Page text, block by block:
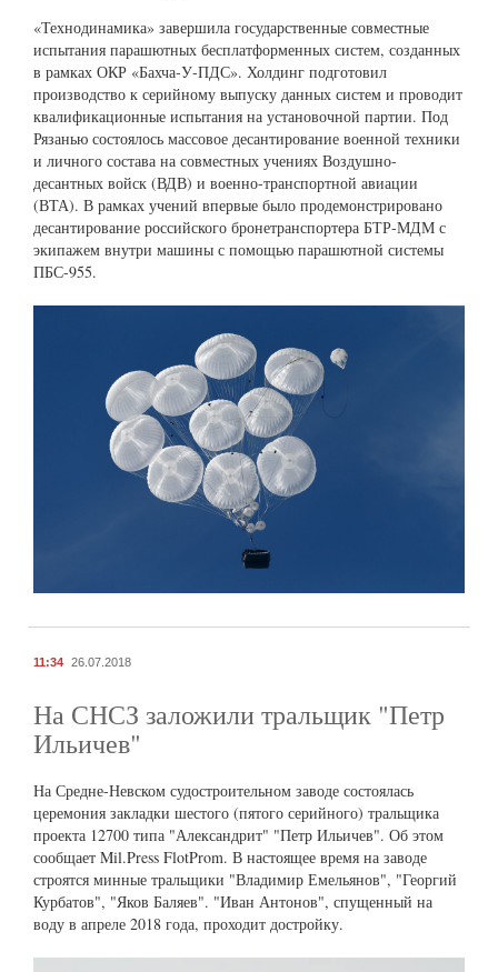
«Технодинамика» завершила государственные совместные
испытания парашютных бесплатформенных систем, созданных
в рамках ОКР «Бахча‑У‑ПДС». Холдинг подготовил
производство к серийному выпуску данных систем и проводит
квалификационные испытания на установочной партии. Под
Рязанью состоялось массовое десантирование военной техники
и личного состава на совместных учениях Воздушно-
десантных войск (ВДВ) и военно-транспортной авиации
(ВТА). В рамках учений впервые было продемонстрировано
десантирование российского бронетранспортера БТР-МДМ с
экипажем внутри машины с помощью парашютной системы
ПБС-955.
11:34 26.07.2018
На СНСЗ заложили тральщик "Петр
Ильичев"
На Средне-Невском судостроительном заводе состоялась
церемония закладки шестого (пятого серийного) тральщика
проекта 12700 типа "Александрит" "Петр Ильичев". Об этом
сообщает Mil.Press FlotProm. В настоящее время на заводе
строятся минные тральщики "Владимир Емельянов", "Георгий
Курбатов", "Яков Баляев". "Иван Антонов", спущенный на
воду в апреле 2018 года, проходит достройку.